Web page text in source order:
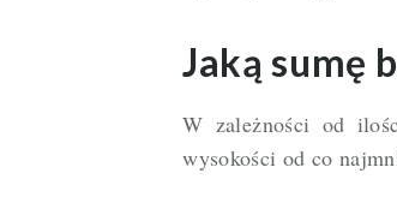
Jaką sumę
W zależności od
wysokości od co